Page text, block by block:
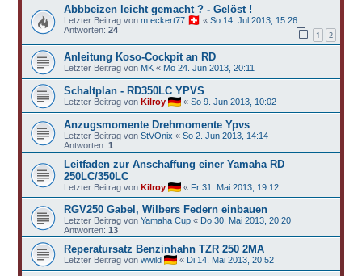
Abbbeizen leicht gemacht ? - Gelöst !
Letzter Beitrag von m.eckert77 « So 14. Jul 2013, 15:26
Antworten: 24 1 2
Anleitung Koso-Cockpit an RD
Letzter Beitrag von MK« Mo 24. Jun 2013, 20:11
Schaltplan - RD350LC YPVS
Letzter Beitrag von Kilroy « So 9. Jun 2013, 10:02
Anzugsmomente Drehmomente Ypvs
Letzter Beitrag von StVOnix « So 2. Jun 2013, 14:14
Antworten: 1
Leitfaden zur Anschaffung einer Yamaha RD
250LC/350LC
Letzter Beitrag von Kilroy « Fr 31. Mai 2013, 19:12
RGV250 Gabel, Wilbers Federn einbauen
Letzter Beitrag von Yamaha Cup« Do 30. Mai 2013, 20:20
Antworten: 13
Reperatursatz Benzinhahn TZR 250 2MA
Letzter Beitrag von wwild « Di 14. Mai 2013, 20:52